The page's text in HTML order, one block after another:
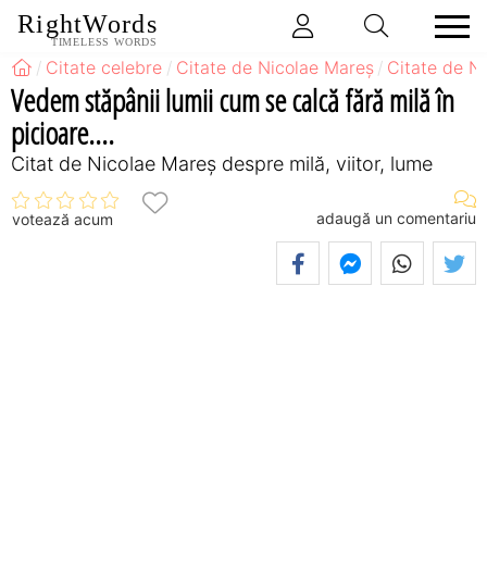
RightWords
TIMELESS WORDS
Citate celebre Citate de Nicolae Mareș Citate de
Vedem stăpânii lumii cum se calcă fără milă în
picioare....
Citat de Nicolae Mareș despre milă, viitor, lume
votează acum adaugă un comentariu